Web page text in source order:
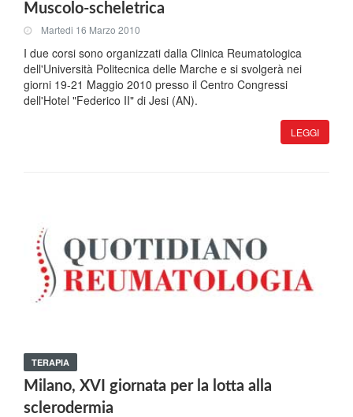
Muscolo-scheletrica
Martedi 16 Marzo 2010
I due corsi sono organizzati dalla Clinica Reumatologica
dell'Università Politecnica delle Marche e si svolgerà nei
giorni 19-21 Maggio 2010 presso il Centro Congressi
dell'Hotel "Federico II" di Jesi (AN).
LEGGI
TERAPIA
Milano, XVI giornata per la lotta alla
sclerodermia